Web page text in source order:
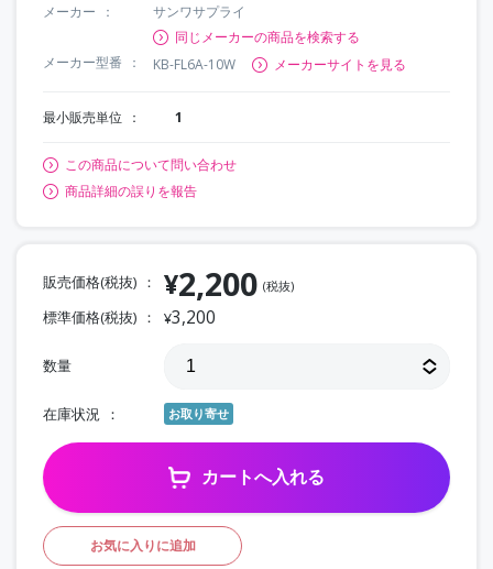
メーカー
サンワサプライ
同じメーカーの商品を検索する
メーカー型番
KB-FL6A-10W メーカーサイトを見る
最小販売単位 1
この商品について問い合わせ
商品詳細の誤りを報告
販売価格(税抜) ¥2,200 (税抜)
標準価格(税抜) ¥3,200
数量
在庫状況 お取り寄せ
カートへ入れる
お気に入りに追加